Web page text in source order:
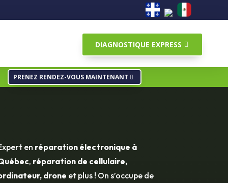
DIAGNOSTIQUE EXPRESS
PRENEZ RENDEZ-VOUS MAINTENANT
en réparation électronique à
, réparation de cellulaire,
drone et plus ! On s’occupe de